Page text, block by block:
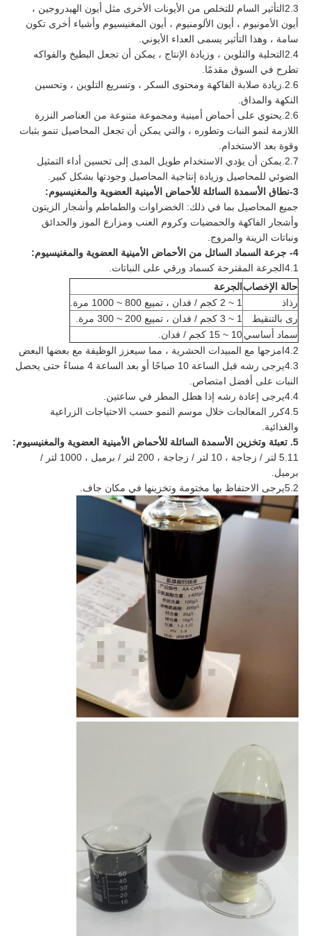
2.3التأثير السام للتخلص من الأيونات الأخرى مثل أيون الهيدروجين ،
أيون الأمونيوم ، أيون الألومنيوم ، أيون المغنيسيوم وأشياء أخرى تكون
سامة ، وهذا التأثير يسمى العداء الأيوني.
2.4التحلية والتلوين ، وزيادة الإنتاج ، يمكن أن تجعل البطيخ والفواكه
تطرح في السوق مقدمًا.
2.6.زيادة صلابة الفاكهة ومحتوى السكر ، وتسريع التلوين ، وتحسين
النكهة والمذاق.
2.6.يحتوي على أحماض أمينية ومجموعة متنوعة من العناصر النزرة
اللازمة لنمو النبات وتطوره ، والتي يمكن أن تجعل المحاصيل تنمو بثبات
وقوة بعد الاستخدام.
2.7.يمكن أن يؤدي الاستخدام طويل المدى إلى تحسين أداء التمثيل
الضوئي للمحاصيل وزيادة إنتاجية المحاصيل وجودتها بشكل كبير.
3-نطاق الأسمدة السائلة للأحماض الأمينية العضوية والمغنيسيوم:
جميع المحاصيل بما في ذلك: الخضراوات والطماطم وأشجار الزيتون
وأشجار الفاكهة والحمضيات وكروم العنب ومزارع الموز والحدائق
ونباتات الزينة والمروج.
4- جرعة السماد السائل من الأحماض الأمينية العضوية والمغنيسيوم:
4.1الجرعة المقترحة كسماد ورقي على النباتات.
حالة الإخصاب الجرعة
رذاذ
1 ~ 2 كجم / فدان ، تمييع 800 ~ 1000 مرة.
رى بالتنقيط
1 ~ 3 كجم / فدان ، تمييع 200 ~ 300 مرة.
سماد أساسي10 ~ 15 كجم / فدان.
4.2امزجها مع المبيدات الحشرية ، مما سيعزز الوظيفة مع بعضها البعض
4.3يرجى رشه قبل الساعة 10 صباحًا أو بعد الساعة 4 مساءً حتى يحصل
النبات على أفضل امتصاص.
4.4يرجى إعادة رشه إذا هطل المطر في ساعتين.
4.5كرر المعالجات خلال موسم النمو حسب الاحتياجات الزراعية
والغذائية.
5. تعبئة وتخزين الأسمدة السائلة للأحماض الأمينية العضوية والمغنيسيوم:
5.11 لتر / زجاجة ، 10 لتر / زجاجة ، 200 لتر / برميل ، 1000 لتر /
برميل.
5.2يرجى الاحتفاظ بها مختومة وتخزينها في مكان جاف.